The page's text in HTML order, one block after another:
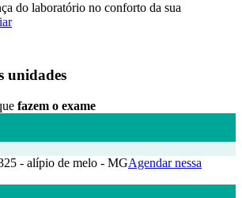
do laboratório no conforto da sua
unidades
fazem o exame
- alípio de melo - MGAgendar nessa